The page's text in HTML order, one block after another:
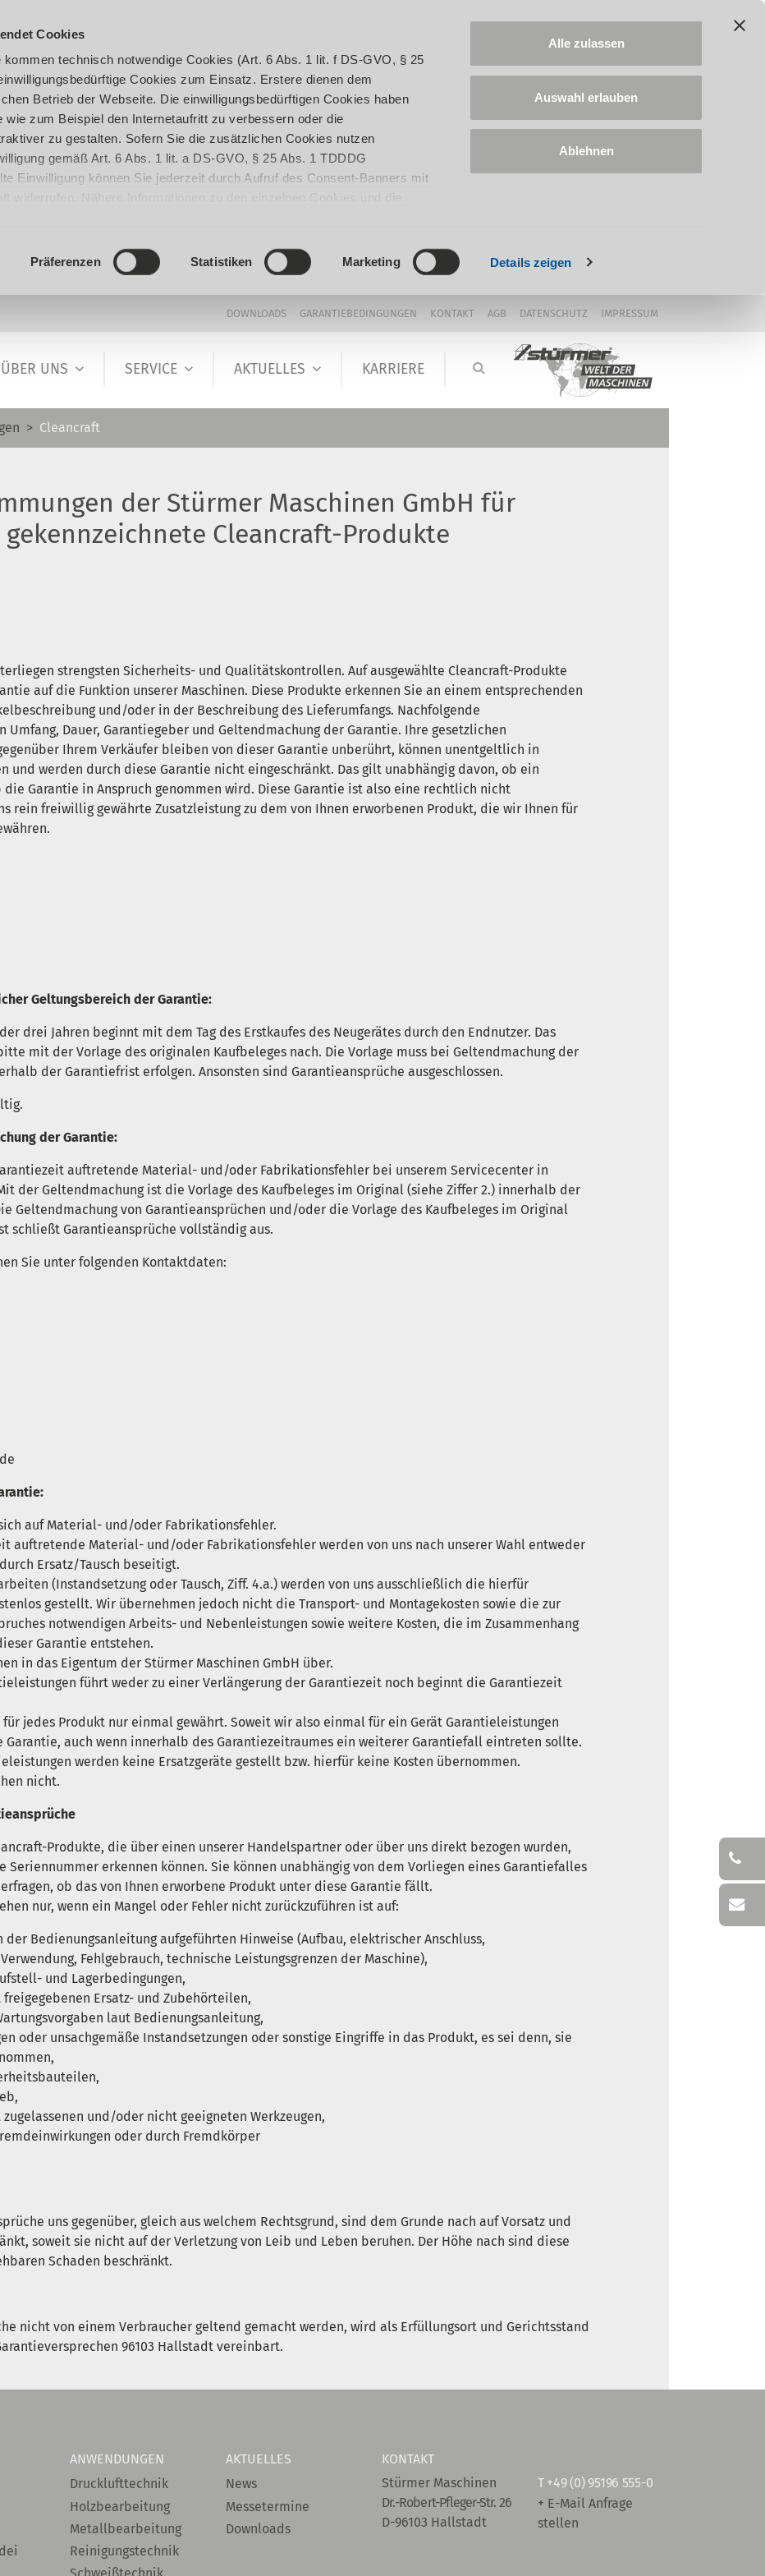
Cookies
technisch notwendige Cookies (Art. 6 Abs. 1 lit. f DS-GVO, § 25
Cookies zum Einsatz. Erstere dienen dem
Betrieb der Webseite. Die einwilligungsbedürftigen Cookies haben
wie zum Beispiel den Internetaufritt zu verbessern oder die
zu gestalten. Sofern Sie die zusätzlichen Cookies nutzen
gemäß Art. 6 Abs. 1 lit. a DS-GVO, § 25 Abs. 1 TDDDG
Einwilligung können Sie jederzeit durch Aufruf des Consent-Banners mit
Präferenzen Statistiken Marketing Details zeigen
Alle zulassen
Auswahl erlauben
Ablehnen
DOWNLOADS GARANTIEBEDINGUNGEN KONTAKT AGB DATENSCHUTZ IMPRESSUM
ÜBER UNS SERVICE AKTUELLES KARRIERE
Cleancraft
der Stürmer Maschinen GmbH für
Cleancraft-Produkte
strengsten Sicherheits- und Qualitätskontrollen. Auf ausgewählte Cleancraft-Produkte
auf die Funktion unserer Maschinen. Diese Produkte erkennen Sie an einem entsprechenden
und/oder in der Beschreibung des Lieferumfangs. Nachfolgende
Umfang, Dauer, Garantiegeber und Geltendmachung der Garantie. Ihre gesetzlichen
Ihrem Verkäufer bleiben von dieser Garantie unberührt, können unentgeltlich in
und werden durch diese Garantie nicht eingeschränkt. Das gilt unabhängig davon, ob ein
Garantie in Anspruch genommen wird. Diese Garantie ist also eine rechtlich nicht
rein freiwillig gewährte Zusatzleistung zu dem von Ihnen erworbenen Produkt, die wir Ihnen für
Geltungsbereich der Garantie:
drei Jahren beginnt mit dem Tag des Erstkaufes des Neugerätes durch den Endnutzer. Das
mit der Vorlage des originalen Kaufbeleges nach. Die Vorlage muss bei Geltendmachung der
der Garantiefrist erfolgen. Ansonsten sind Garantieansprüche ausgeschlossen.
der Garantie:
auftretende Material- und/oder Fabrikationsfehler bei unserem Servicecenter in
der Geltendmachung ist die Vorlage des Kaufbeleges im Original (siehe Ziffer 2.) innerhalb der
Geltendmachung von Garantieansprüchen und/oder die Vorlage des Kaufbeleges im Original
schließt Garantieansprüche vollständig aus.
Sie unter folgenden Kontaktdaten:
auf Material- und/oder Fabrikationsfehler.
auftretende Material- und/oder Fabrikationsfehler werden von uns nach unserer Wahl entweder
Ersatz/Tausch beseitigt.
(Instandsetzung oder Tausch, Ziff. 4.a.) werden von uns ausschließlich die hierfür
gestellt. Wir übernehmen jedoch nicht die Transport- und Montagekosten sowie die zur
notwendigen Arbeits- und Nebenleistungen sowie weitere Kosten, die im Zusammenhang
Garantie entstehen.
in das Eigentum der Stürmer Maschinen GmbH über.
führt weder zu einer Verlängerung der Garantiezeit noch beginnt die Garantiezeit
jedes Produkt nur einmal gewährt. Soweit wir also einmal für ein Gerät Garantieleistungen
auch wenn innerhalb des Garantiezeitraumes ein weiterer Garantiefall eintreten sollte.
werden keine Ersatzgeräte gestellt bzw. hierfür keine Kosten übernommen.
nicht.
Produkte, die über einen unserer Handelspartner oder über uns direkt bezogen wurden,
Seriennummer erkennen können. Sie können unabhängig von dem Vorliegen eines Garantiefalles
ob das von Ihnen erworbene Produkt unter diese Garantie fällt.
nur, wenn ein Mangel oder Fehler nicht zurückzuführen ist auf:
Bedienungsanleitung aufgeführten Hinweise (Aufbau, elektrischer Anschluss,
Fehlgebrauch, technische Leistungsgrenzen der Maschine),
und Lagerbedingungen,
Ersatz- und Zubehörteilen,
laut Bedienungsanleitung,
oder unsachgemäße Instandsetzungen oder sonstige Eingriffe in das Produkt, es sei denn, sie
und/oder nicht geeigneten Werkzeugen,
oder durch Fremdkörper
uns gegenüber, gleich aus welchem Rechtsgrund, sind dem Grunde nach auf Vorsatz und
soweit sie nicht auf der Verletzung von Leib und Leben beruhen. Der Höhe nach sind diese
Schaden beschränkt.
nicht von einem Verbraucher geltend gemacht werden, wird als Erfüllungsort und Gerichtsstand
96103 Hallstadt vereinbart.
ANWENDUNGEN
Drucklufttechnik
Holzbearbeitung
Metallbearbeitung
Reinigungstechnik
AKTUELLES
News
Messetermine
Downloads
KONTAKT
Stürmer Maschinen
Dr.-Robert-Pfleger-Str. 26
D-96103 Hallstadt
T +49 (0) 95196 555-0
+ E-Mail Anfrage
stellen